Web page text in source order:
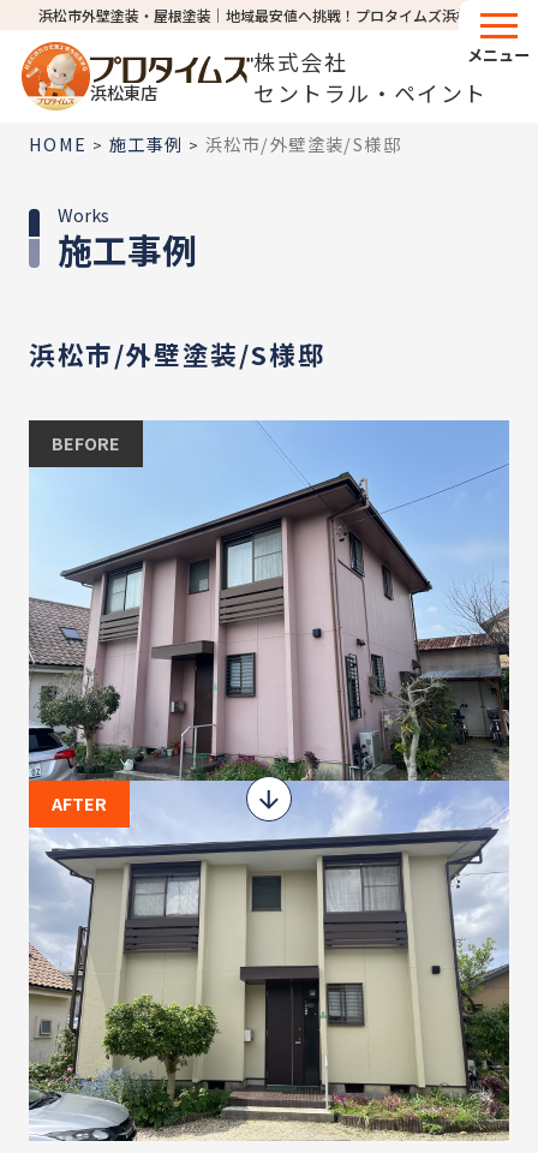
浜松市外壁塗装・屋根塗装│地域最安値へ挑戦！プロタイムズ浜松東店
浜松東店
株式会社
セントラル・ペイント
メニュー
HOME > 施工事例 >浜松市/外壁塗装/S様邸
施工事例
Works
浜松市/外壁塗装/S様邸
BEFORE
AFTER